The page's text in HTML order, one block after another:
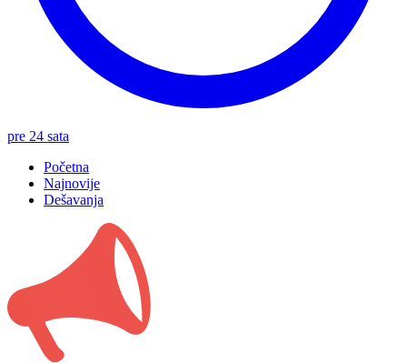
pre 24 sata
Početna
Najnovije
Dešavanja